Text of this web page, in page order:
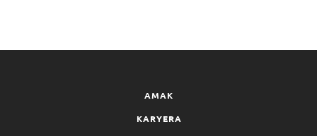
AMAK
KARYERA